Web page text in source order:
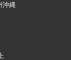
沖縄